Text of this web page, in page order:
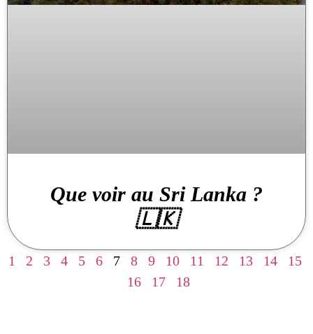
Que voir au Sri Lanka ?
🇱🇰
1 2 3 4 5 6 7 8 9 10 11 12 13 14
15
16
17 18